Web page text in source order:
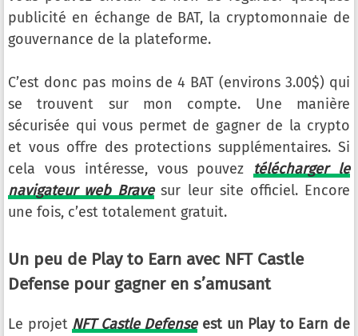
publicité en échange de BAT, la cryptomonnaie de
gouvernance de la plateforme.
C’est donc pas moins de 4 BAT (environs 3.00$) qui
se trouvent sur mon compte. Une manière
sécurisée qui vous permet de gagner de la crypto
et vous offre des protections supplémentaires. Si
cela vous intéresse, vous pouvez télécharger le
navigateur web Bravesur leur site officiel. Encore
une fois, c’est totalement gratuit.
Un peu de Play to Earn avec NFT Castle
Defense pour gagner en s’amusant
Le projet NFT Castle Defenseest un Play to Earn de